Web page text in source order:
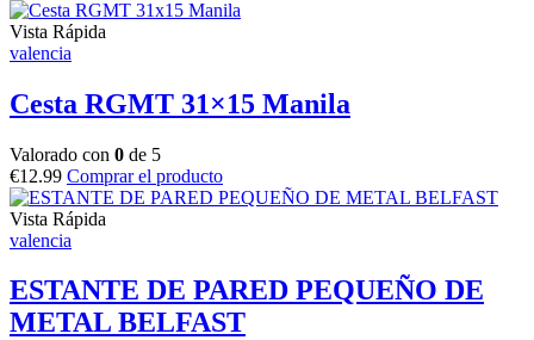
Vista Rápida
valencia
Cesta RGMT 31×15 Manila
Valorado con 0 de 5
€12.99 Comprar el producto
Vista Rápida
valencia
ESTANTE DE PARED PEQUEÑO DE
METAL BELFAST